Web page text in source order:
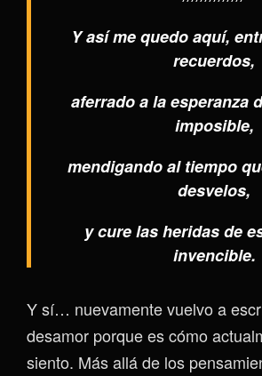
Y así me quedo aquí,
recuerdos,
aferrado a la esperanza
imposible,
mendigando al tiempo
desvelos,
y cure las heridas de
invencible.
Y sí… nuevamente vuelvo a
desamor porque es cómo
siento. Más allá de los